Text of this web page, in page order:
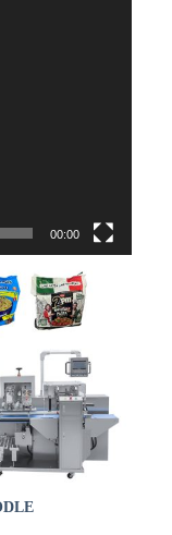
00:00